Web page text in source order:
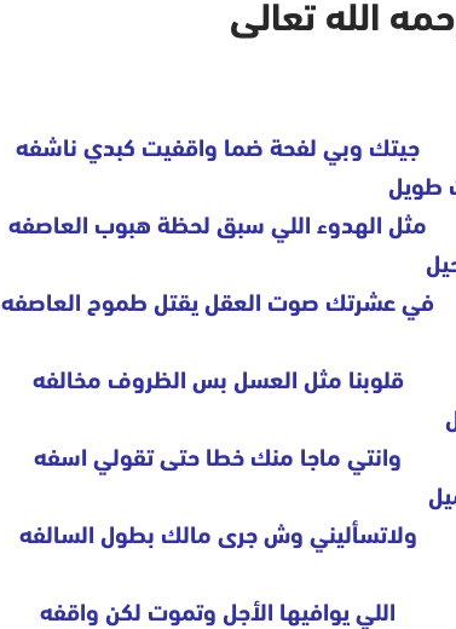
الله تعالى
جيتك وبي لفحة ضما واقفيت كبدي ناشفه
طويل
مثل الهدوء اللي سبق لحظة هبوب العاصفه
في عشرتك صوت العقل يقتل طموح العاصفه
قلوبنا مثل العسل بس الظروف مخالفه
وانتي ماجا منك خطا حتى تقولي اسفه
ولاتسأليني وش جرى مالك بطول السالفه
اللي يوافيها الأجل وتموت لكن واقفه